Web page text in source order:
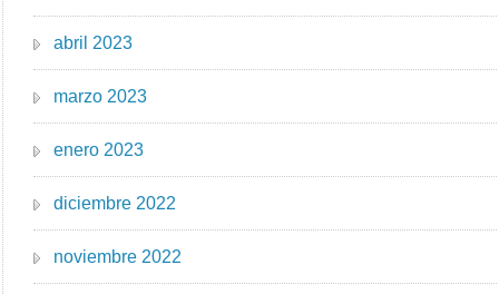
abril 2023
marzo 2023
enero 2023
diciembre 2022
noviembre 2022